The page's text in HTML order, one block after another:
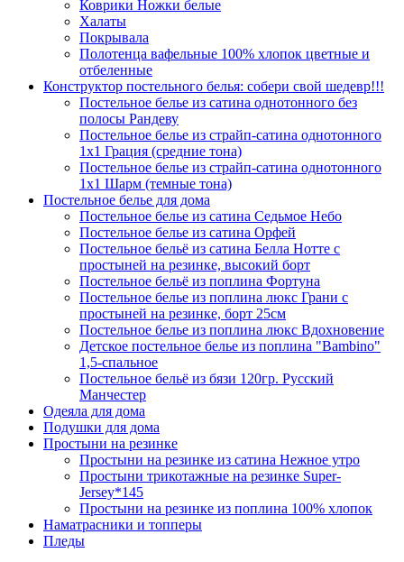
Коврики Ножки белые
Халаты
Покрывала
Полотенца вафельные 100% хлопок цветные и
отбеленные
Конструктор постельного белья: собери свой шедевр!!!
Постельное белье из сатина однотонного без
полосы Рандеву
Постельное белье из страйп-сатина однотонного
1х1 Грация (средние тона)
Постельное белье из страйп-сатина однотонного
1х1 Шарм (темные тона)
Постельное белье для дома
Постельное белье из сатина Седьмое Небо
Постельное белье из сатина Орфей
Постельное бельё из сатина Белла Нотте с
простыней на резинке, высокий борт
Постельное бельё из поплина Фортуна
Постельное белье из поплина люкс Грани с
простыней на резинке, борт 25см
Постельное белье из поплина люкс Вдохновение
Детское постельное белье из поплина "Bambino"
1,5-спальное
Постельное бельё из бязи 120гр. Русский
Манчестер
Одеяла для дома
Подушки для дома
Простыни на резинке
Простыни на резинке из сатина Нежное утро
Простыни трикотажные на резинке Super-
Jersey*145
Простыни на резинке из поплина 100% хлопок
Наматрасники и топперы
Пледы